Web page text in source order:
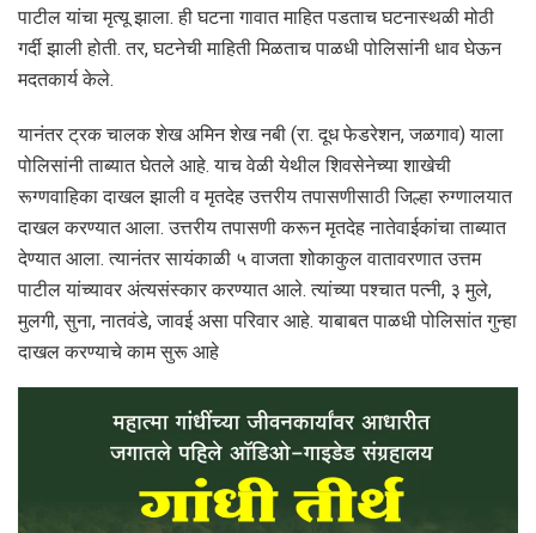
पाटील यांचा मृत्यू झाला. ही घटना गावात माहित पडताच घटनास्थळी मोठी
गर्दी झाली होती. तर, घटनेची माहिती मिळताच पाळधी पोलिसांनी धाव घेऊन
मदतकार्य केले.
यानंतर ट्रक चालक शेख अमिन शेख नबी (रा. दूध फेडरेशन, जळगाव) याला
पोलिसांनी ताब्यात घेतले आहे. याच वेळी येथील शिवसेनेच्या शाखेची
रूग्णवाहिका दाखल झाली व मृतदेह उत्तरीय तपासणीसाठी जिल्हा रुग्णालयात
दाखल करण्यात आला. उत्तरीय तपासणी करून मृतदेह नातेवाईकांचा ताब्यात
देण्यात आला. त्यानंतर सायंकाळी ५ वाजता शोकाकुल वातावरणात उत्तम
पाटील यांच्यावर अंत्यसंस्कार करण्यात आले. त्यांच्या पश्चात पत्नी, ३ मुले,
मुलगी, सुना, नातवंडे, जावई असा परिवार आहे. याबाबत पाळधी पोलिसांत गुन्हा
दाखल करण्याचे काम सुरू आहे